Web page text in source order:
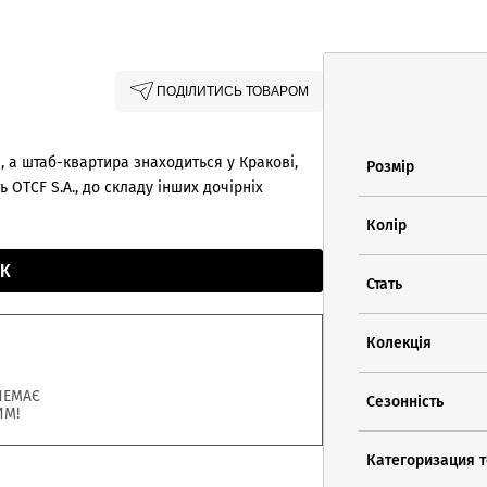
ПОДІЛИТИСЬ ТОВАРОМ
а штаб-квартира знаходиться у Кракові,
S.A., до складу інших дочірніх
Розмір
Колір
Стать
Колекція
Сезонність
Категоризация